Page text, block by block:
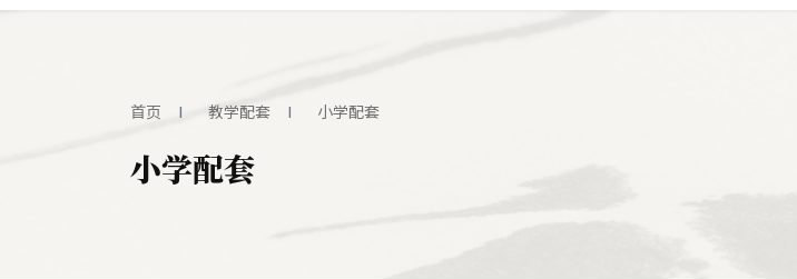
首页 教学配套 小学配套
小学配套